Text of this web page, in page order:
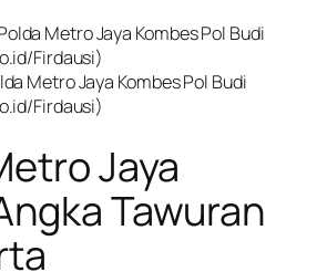
Metro Jaya Kombes Pol Budi
Firdausi)
Jaya
Tawuran